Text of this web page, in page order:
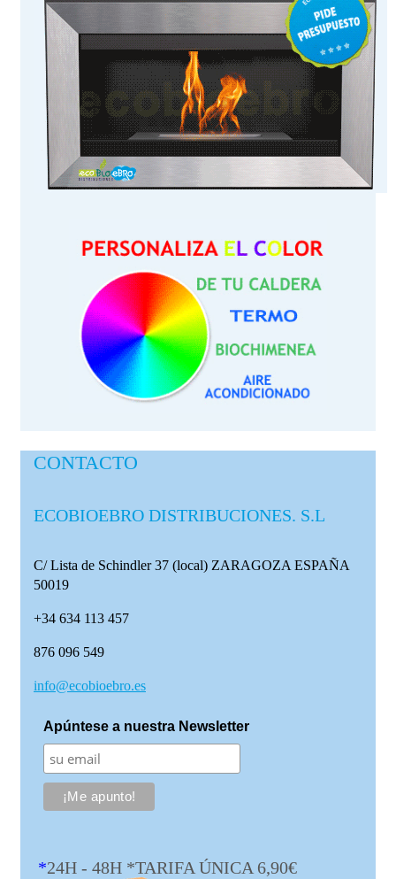
CONTACTO
ECOBIOEBRO DISTRIBUCIONES. S.L
C/ Lista de Schindler 37 (local) ZARAGOZA ESPAÑA
50019
+34 634 113 457
876 096 549
info@ecobioebro.es
Apúntese a nuestra Newsletter
*24H - 48H *TARIFA ÚNICA 6,90€